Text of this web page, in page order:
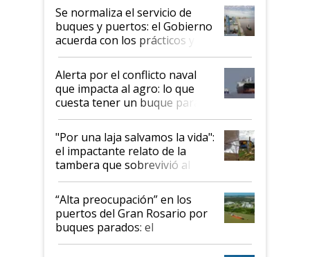
Se normaliza el servicio de
buques y puertos: el Gobierno
acuerda con los prácticos y
suspende el decreto de
desregulación
Alerta por el conflicto naval
que impacta al agro: lo que
cuesta tener un buque parado
y el peligro de que Argentina
pase a ser "país sucio"
"Por una laja salvamos la vida":
el impactante relato de la
tambera que sobrevivió al
tornado
“Alta preocupación” en los
puertos del Gran Rosario por
buques parados: el
funcionamiento de las